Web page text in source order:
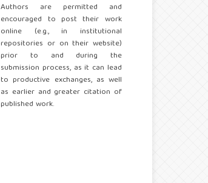
Authors are permitted and
encouraged to post their work
online (e.g., in institutional
repositories or on their website)
prior to and during the
submission process, as it can lead
to productive exchanges, as well
as earlier and greater citation of
published work.